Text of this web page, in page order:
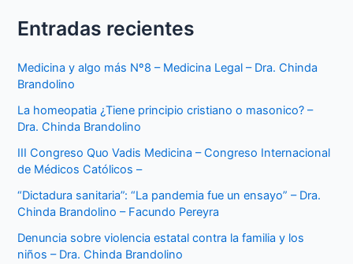
Entradas recientes
Medicina y algo más Nº8 – Medicina Legal – Dra. Chinda
Brandolino
La homeopatia ¿Tiene principio cristiano o masonico? –
Dra. Chinda Brandolino
III Congreso Quo Vadis Medicina – Congreso Internacional
de Médicos Católicos –
“Dictadura sanitaria”: “La pandemia fue un ensayo” – Dra.
Chinda Brandolino – Facundo Pereyra
Denuncia sobre violencia estatal contra la familia y los
niños – Dra. Chinda Brandolino